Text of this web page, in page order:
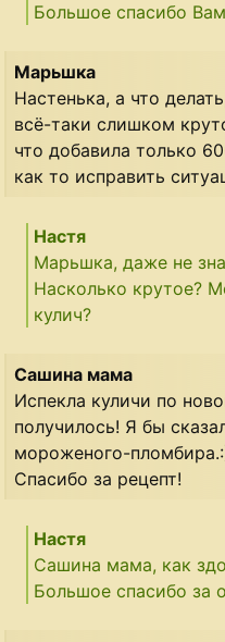
Большое спасибо
Марьшка
Настенька, а что
всё-таки слишком
что добавила только
как то исправить
Настя
Марьшка, даже не
Насколько крутое?
кулич?
Сашина мама
Испекла куличи по
получилось! Я бы
мороженого-
Спасибо за рецепт!
Настя
Сашина мама, как
Большое спасибо за